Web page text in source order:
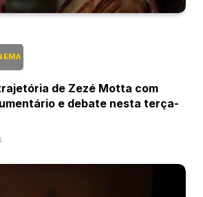
de Zezé Motta com
e debate nesta terça-